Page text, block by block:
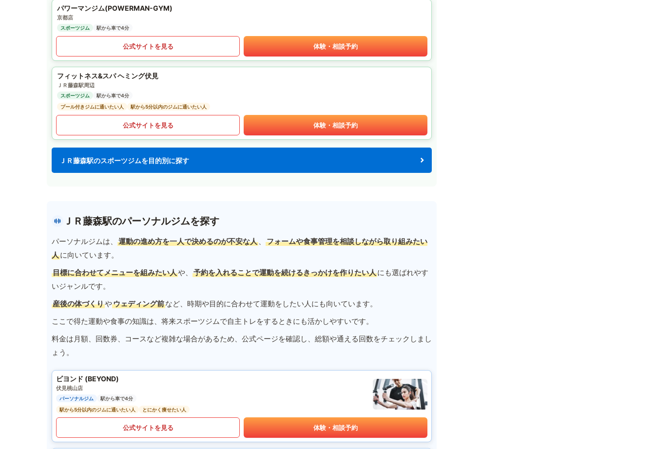
パワーマンジム(POWERMAN-GYM)
京都店
スポーツジム 駅から車で4分
公式サイトを見る 体験・相談予約
フィットネス&スパ ヘミング伏見
ＪＲ藤森駅周辺
スポーツジム
駅から車で4分
プール付きジムに通いたい人
駅から5分以内のジムに通いたい人
公式サイトを見る 体験・相談予約
ＪＲ藤森駅のスポーツジムを目的別に探す
ＪＲ藤森駅のパーソナルジムを探す
パーソナルジムは、 運動の進め方を一人で決めるのが不安な人 、
フォームや食事管理を相談しながら取り組みたい
人に向いています。
目標に合わせてメニューを組みたい人や、 予約を入れることで運動を続けるきっかけを作りたい人にも選ばれやす
いジャンルです。
産後の体づくりやウェディング前など、時期や目的に合わせて運動をしたい人にも向いています。
ここで得た運動や食事の知識は、将来スポーツジムで自主トレをするときにも活かしやすいです。
料金は月額、回数券、コースなど複雑な場合があるため、公式ページを確認し、総額や通える回数をチェックしまし
ょう。
ビヨンド (BEYOND)
伏見桃山店
パーソナルジム
駅から車で4分
駅から5分以内のジムに通いたい人
とにかく痩せたい人
公式サイトを見る 体験・相談予約